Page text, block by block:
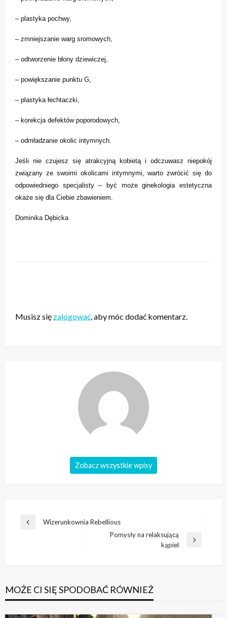
– plastyka pochwy,
– zmniejszanie warg sromowych,
– odtworzenie błony dziewiczej,
– powiększanie punktu G,
– plastyka łechtaczki,
– korekcja defektów poporodowych,
– odmładzanie okolic intymnych.
Jeśli nie czujesz się atrakcyjną kobietą i odczuwasz niepokój
związany ze swoimi okolicami intymnymi, warto zwrócić się do
odpowiedniego specjalisty – być może ginekologia estetyczna
okaże się dla Ciebie zbawieniem.
Dominika Dębicka
Musisz się zalogować, aby móc dodać komentarz.
Zobacz wszystkie wpisy
Nawigacja
Poprzedni
Wizerunkownia Rebellious
Pomysły na relaksującą
kąpiel
MOŻE CI SIĘ SPODOBAĆ RÓWNIEŻ